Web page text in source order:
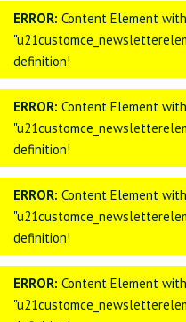
ERROR: Content Element
definition!
ERROR: Content Element
definition!
ERROR: Content Element
definition!
ERROR: Content Element